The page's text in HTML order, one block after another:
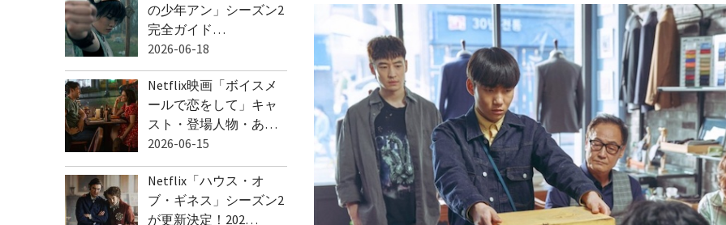
の少年アン」シーズン2
完全ガイド…
2026-06-18
Netflix映画「ボイスメ
ールで恋をして」キャ
スト・登場人物・あ…
2026-06-15
Netflix「ハウス・オ
ブ・ギネス」シーズン2
が更新決定！202…